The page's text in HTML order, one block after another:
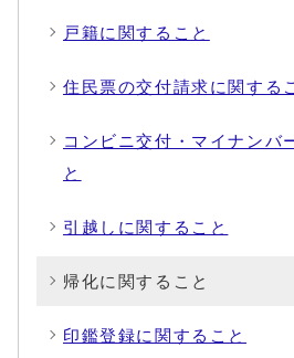
戸籍に関すること
住民票の交付請求に関する
コンビニ交付・マイナンバ
と
引越しに関すること
帰化に関すること
印鑑登録に関すること